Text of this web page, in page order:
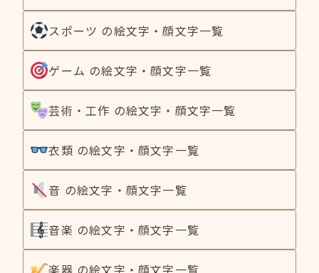
スポーツ の絵文字・顔文字一覧
ゲーム の絵文字・顔文字一覧
芸術・工作 の絵文字・顔文字一覧
衣類 の絵文字・顔文字一覧
音 の絵文字・顔文字一覧
音楽 の絵文字・顔文字一覧
楽器 の絵文字・顔文字一覧